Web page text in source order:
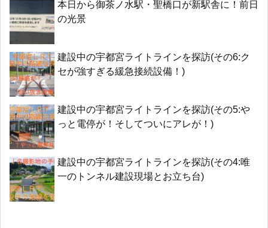
本日から御茶ノ水駅・聖橋口が新駅舎に！前日
の光景
建設中の宇都宮ライトラインを探訪(その6:ク
セが強すぎる緩急接続設備！)
建設中の宇都宮ライトラインを探訪(その5:や
っと電停が！そしてついにアレが！)
建設中の宇都宮ライトラインを探訪(その4:唯
一のトンネル建設現場とお立ち台)